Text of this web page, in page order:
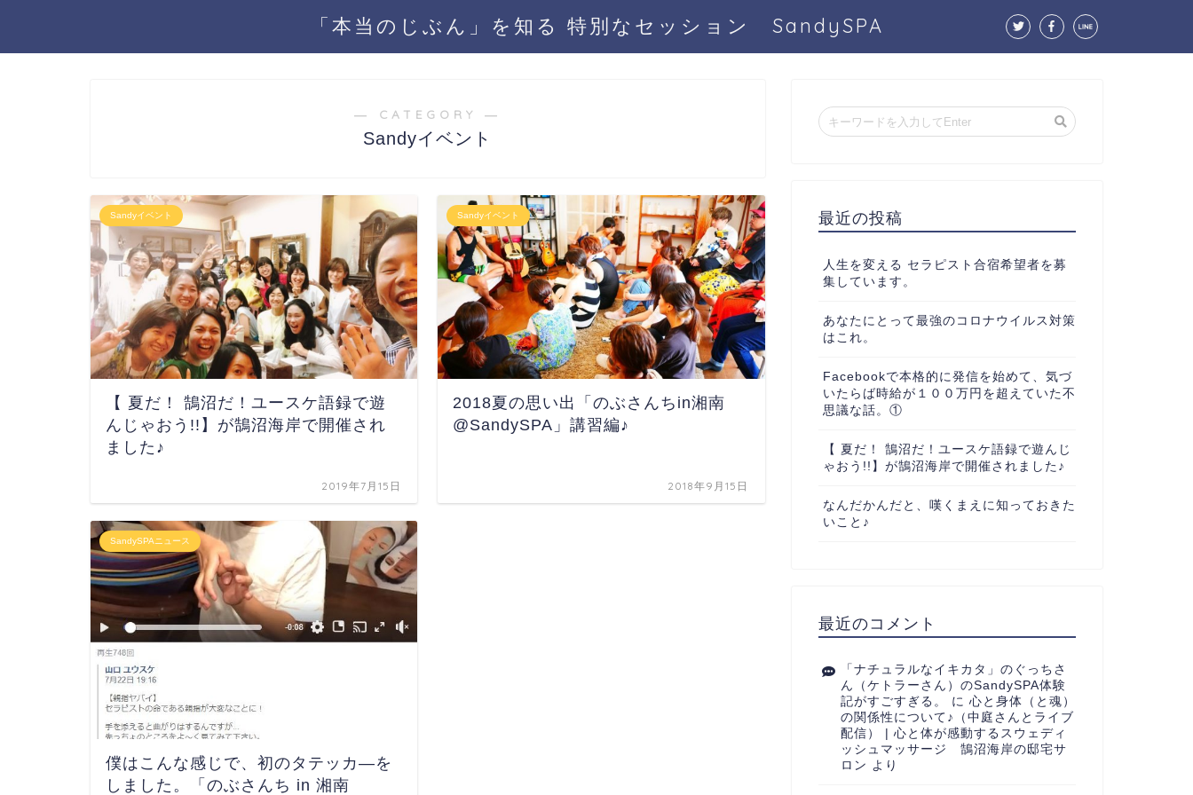
「本当のじぶん」を知る 特別なセッション SandySPA
― CATEGORY ―
Sandyイベント
Sandyイベント
【 夏だ！ 鵠沼だ！ユースケ語録で遊
んじゃおう!!】が鵠沼海岸で開催され
ました♪
2019年7月15日
Sandyイベント
2018夏の思い出「のぶさんちin湘南
@SandySPA」講習編♪
2018年9月15日
SandySPAニュース
僕はこんな感じで、初のタテッカ―を
しました。「のぶさんち in 湘南
最近の投稿
人生を変える セラピスト合宿希望者を募
集しています。
あなたにとって最強のコロナウイルス対策
はこれ。
Facebookで本格的に発信を始めて、気づ
いたらば時給が１００万円を超えていた不
思議な話。①
【 夏だ！ 鵠沼だ！ユースケ語録で遊んじ
ゃおう!!】が鵠沼海岸で開催されました♪
なんだかんだと、嘆くまえに知っておきた
いこと♪
最近のコメント
「ナチュラルなイキカタ」のぐっちさ
ん（ケトラーさん）のSandySPA体験
記がすごすぎる。
に 心と身体（と魂）
の関係性について♪（中庭さんとライブ
配信） | 心と体が感動するスウェディ
ッシュマッサージ 鵠沼海岸の邸宅サ
ロン より